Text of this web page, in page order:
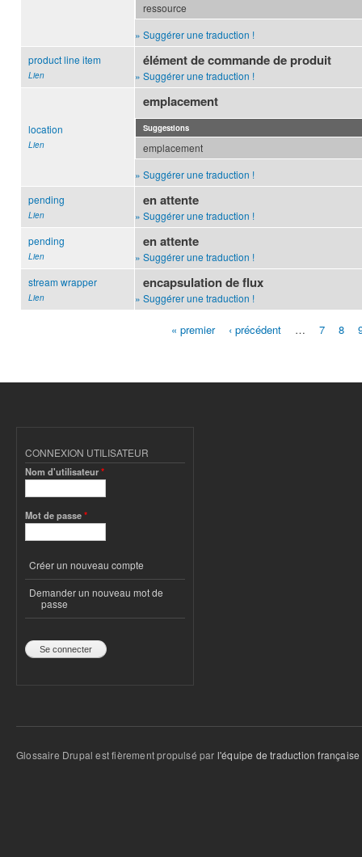
ressource
» Suggérer une traduction !
product line item
Lien
élément de commande de produit
» Suggérer une traduction !
location
Lien
emplacement
Suggestions
emplacement
» Suggérer une traduction !
pending
Lien
en attente
» Suggérer une traduction !
pending
Lien
en attente
» Suggérer une traduction !
stream wrapper
Lien
encapsulation de flux
» Suggérer une traduction !
« premier ‹ précédent … 7 8
CONNEXION UTILISATEUR
Nom d'utilisateur*
Mot de passe*
Créer un nouveau compte
Demander un nouveau mot de
passe
Glossaire Drupal est fièrement propulsé par l'équipe de traduction française